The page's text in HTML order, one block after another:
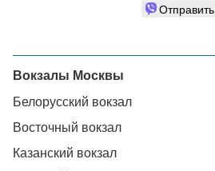
Отправить
Вокзалы Москвы
Белорусский вокзал
Восточный вокзал
Казанский вокзал